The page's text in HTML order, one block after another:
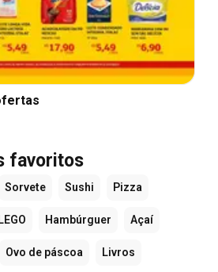
favoritos
Sorvete Sushi Pizza
LEGO Hambúrguer Açaí
Ovo de páscoa Livros